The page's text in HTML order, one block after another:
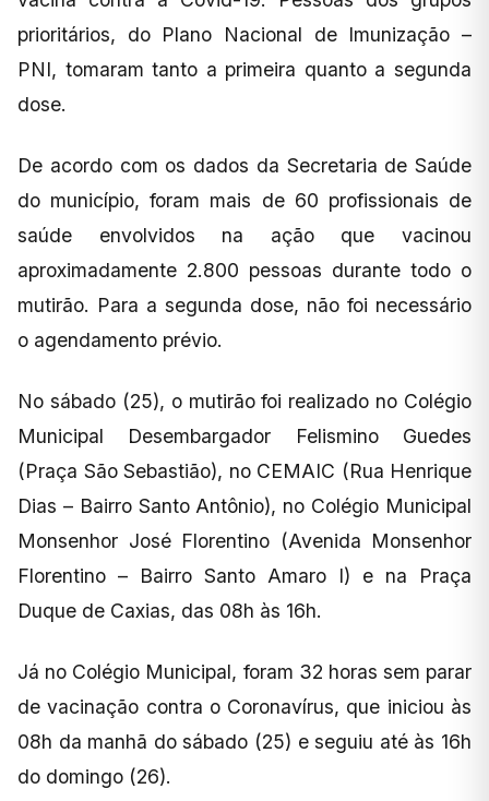
prioritários, do Plano Nacional de Imunização –
PNI, tomaram tanto a primeira quanto a segunda
dose.
De acordo com os dados da Secretaria de Saúde
do município, foram mais de 60 profissionais de
saúde envolvidos na ação que vacinou
aproximadamente 2.800 pessoas durante todo o
mutirão. Para a segunda dose, não foi necessário
o agendamento prévio.
No sábado (25), o mutirão foi realizado no Colégio
Municipal Desembargador Felismino Guedes
(Praça São Sebastião), no CEMAIC (Rua Henrique
Dias – Bairro Santo Antônio), no Colégio Municipal
Monsenhor José Florentino (Avenida Monsenhor
Florentino – Bairro Santo Amaro I) e na Praça
Duque de Caxias, das 08h às 16h.
Já no Colégio Municipal, foram 32 horas sem parar
de vacinação contra o Coronavírus, que iniciou às
08h da manhã do sábado (25) e seguiu até às 16h
do domingo (26).